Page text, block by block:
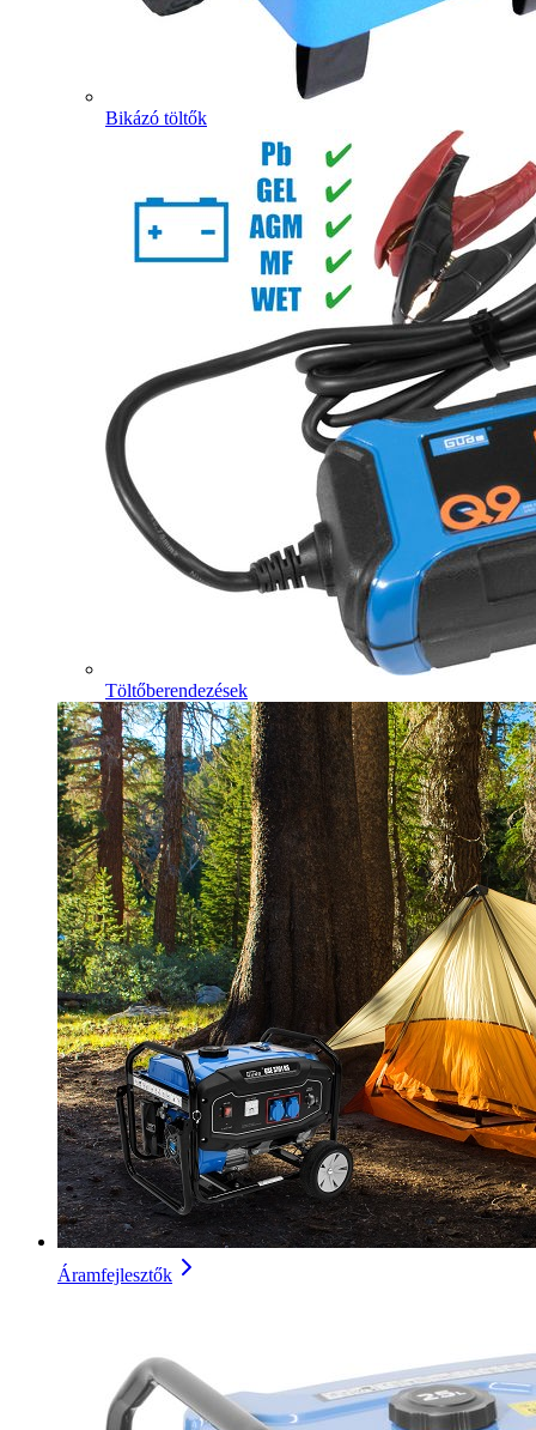
Bikázó töltők
Töltőberendezések
Áramfejlesztők